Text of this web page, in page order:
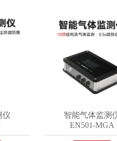
智能气体监测仪
EN501-MGA